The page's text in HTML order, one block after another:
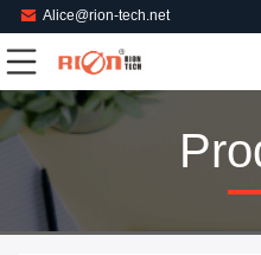
Alice@rion-tech.net